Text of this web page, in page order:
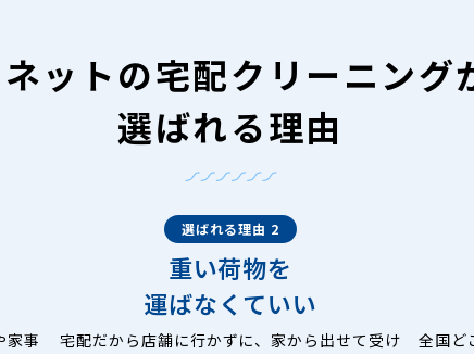
ットの宅配クリーニング
選ばれる理由
家事
選ばれる理由 2
重い荷物を
運ばなくていい
宅配だから店舗に行かずに、家から出せて受け
全国ど